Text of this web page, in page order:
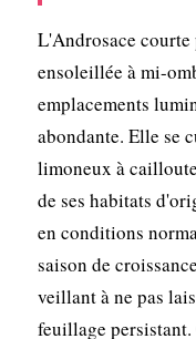
L'Androsace
ensoleillée à mi-
emplacements
abondante. Elle se
limoneux à
de ses habitats
en conditions
saison de
veillant à ne pas
feuillage